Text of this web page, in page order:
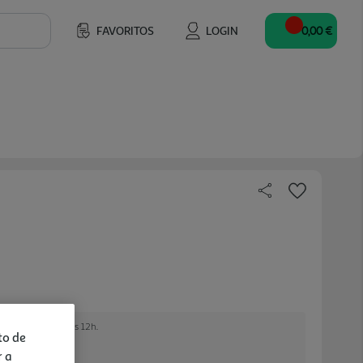
FAVORITOS LOGIN 0,00 €
encomendar até às 12h.
de
a